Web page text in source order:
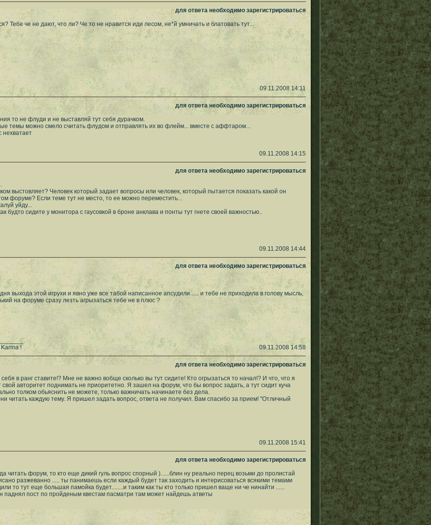
для ответа необходимо зарегистрироваться
Тебе че не дают, что ли? Че то не нравится иди лесом, не*й умничать и блатовать тут...
09.11.2008 14:11
для ответа необходимо зарегистрироваться
то не флуди и не выставляй тут себя дурачком.
темы можно смело считать флудом и отправлять их во флейм... вместе с аффтаром...
нехватает
09.11.2008 14:15
для ответа необходимо зарегистрироваться
выстовляет? Человек который задает вопросы или человек, который пытается показать какой он
форуме? Если теме тут не место, то ее можно переместить...
уйду...
будто сидите у монитора с гаусовкой в броне анклава и понты тут гнете своей важностью..
09.11.2008 14:44
для ответа необходимо зарегистрироваться
выхода этой игрухи и явно уже все табой написанное апсудили ..... и тебе не приходила в голову мысль,
на форуме сразу лезть агрызаться тебе не в плюс ?
! 09.11.2008 14:58
для ответа необходимо зарегистрироваться
себя в ранг ставите!? Мне не важно вобще сколько вы тут сидите! Кто огрызаться то начал!? И что, что я
свой авторитет поднимать не приоритетно. Я зашел на форум, что бы вопрос задать, а тут сидит куча
толком обьяснить не можете, только важничать начинаете без дела.
читать каждую тему. Я пришел задать вопрос, ответа не получил. Вам спасибо за прием! "Отличный
09.11.2008 15:41
для ответа необходимо зарегистрироваться
читать форум, то кто еще дикий гуль вопрос спорный )......блин ну реально перец возьми до пролистай
разжеванно ..... ты панимаешь если каждый будет так заходить и интерисоваться всякими темами
то тут еще большая памойка будет........и таким как ты кто только пришел ваще ни че нинайти ......
паднял пост по пройденым квестам пасматри там может найдешь атветы